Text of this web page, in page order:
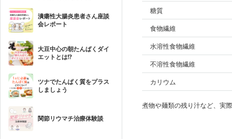
潰瘍性大腸炎患者さん座談
会レポート
大豆中心の朝たんぱくダイ
エットとは!?
ツナでたんぱく質をプラス
しましょう
関節リウマチ治療体験談
糖質
食物繊維
水溶性食物繊維
不溶性食物繊維
カリウム
煮物や麺類の残り汁など、実